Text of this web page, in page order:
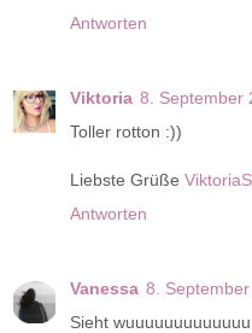
Antworten
Viktoria 8. September
Toller rotton :))
Liebste Grüße
Antworten
Vanessa 8.
Sieht